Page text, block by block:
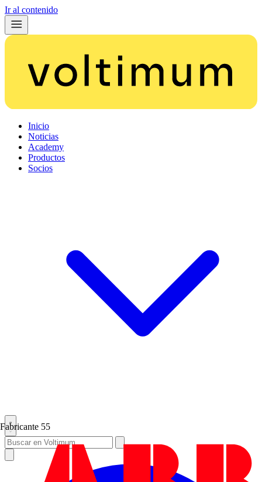
Ir al contenido
Inicio
Noticias
Academy
Productos
Socios
Fabricante 55